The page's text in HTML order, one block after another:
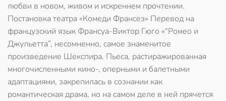
любви в новом, живом и искреннем прочтении.
Постановка театра «Комеди Франсез» Перевод на
французский язык Франсуа-Виктор Гюго «“Ромео и
Джульетта”, несомненно, самое знаменитое
произведение Шекспира. Пьеса, растиражированная
многочисленными кино-, оперными и балетными
адаптациями, закрепилась в сознании как
романтическая драма, но на самом деле в ней прячется